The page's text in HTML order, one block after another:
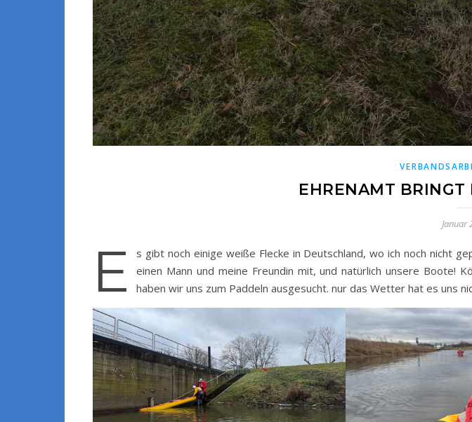
EHRENAMT
Januar
E
s gibt noch einige weiße Flecke in Deutschland, wo ich noch nicht
einen Mann und meine Freundin mit, und natürlich unsere Boote!
haben wir uns zum Paddeln ausgesucht. nur das Wetter hat es uns